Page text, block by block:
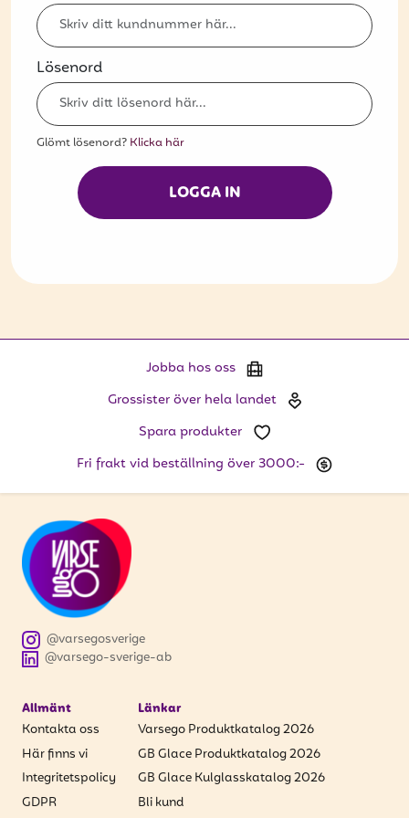
Hitta din grossist
Hållbarhet
Jobba hos oss
Kontakta oss
Om oss
Event
Vill du få erbjudanden och vara den första
att få uppdateringar kring kampanjer?
Ange din e-postadress nedan för att ta del av våra
nyheter och erbjudanden.
PRENUMERERA
Lösenord
Glömt lösenord? Klicka här
LOGGA IN
Jobba hos oss
Grossister över hela landet
Spara produkter
Fri frakt vid beställning över 3000:-
@varsego-sverige-ab
@varsegosverige
Allmänt
Kontakta oss
Här finns vi
Integritetspolicy
GDPR
Länkar
Varsego Produktkatalog 2026
GB Glace Produktkatalog 2026
GB Glace Kulglasskatalog 2026
Bli kund